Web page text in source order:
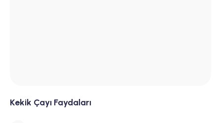
Kekik Çayı Faydaları